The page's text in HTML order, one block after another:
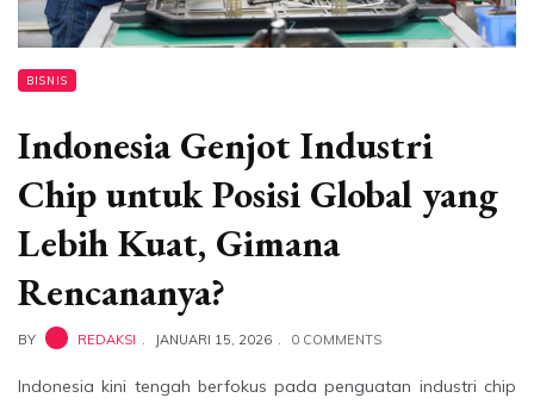
BISNIS
Indonesia Genjot Industri
Chip untuk Posisi Global yang
Lebih Kuat, Gimana
Rencananya?
BY REDAKSI JANUARI 15, 2026 0 COMMENTS
Indonesia kini tengah berfokus pada penguatan industri chip